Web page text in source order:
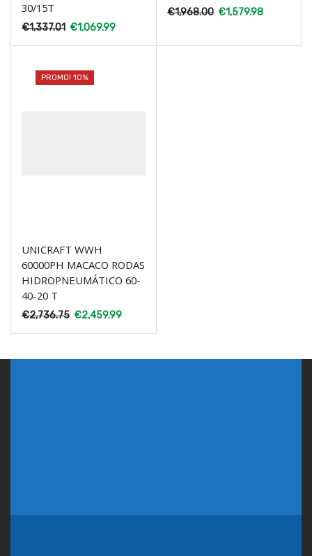
30/15T
€1,337.01 €1,069.99
€1,968.00 €1,579.98
PROMO! 10%
UNICRAFT WWH
60000PH MACACO RODAS
HIDROPNEUMÁTICO 60-
40-20 T
€2,736.75 €2,459.99